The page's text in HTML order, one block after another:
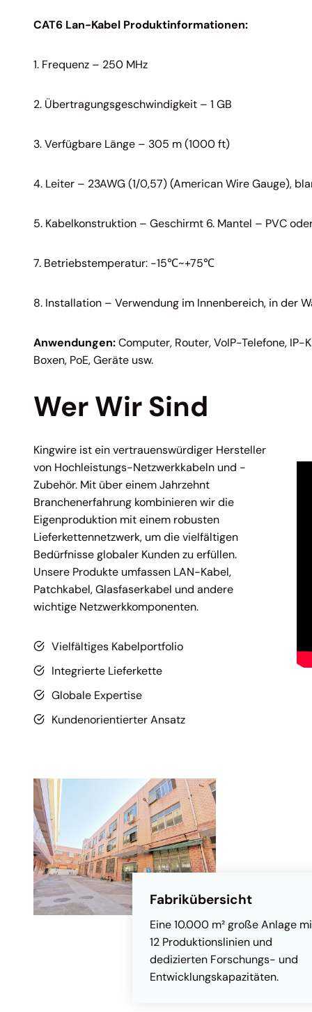
CAT6 Lan-Kabel Produktinformationen:
1. Frequenz – 250 MHz
2. Übertragungsgeschwindigkeit – 1 GB
3. Verfügbare Länge – 305 m (1000 ft)
4. Leiter – 23AWG (1/0,57) (American Wire Gauge),
5. Kabelkonstruktion – Geschirmt 6. Mantel – PVC
7. Betriebstemperatur: -15℃~+75℃
8. Installation – Verwendung im Innenbereich, in der
Anwendungen:Computer, Router, VoIP-Telefone,
Boxen, PoE, Geräte usw.
Wer Wir Sind
Kingwire ist ein vertrauenswürdiger Hersteller
von Hochleistungs-Netzwerkkabeln und -
Zubehör. Mit über einem Jahrzehnt
Branchenerfahrung kombinieren wir die
Eigenproduktion mit einem robusten
Lieferkettennetzwerk, um die vielfältigen
Bedürfnisse globaler Kunden zu erfüllen.
Unsere Produkte umfassen LAN-Kabel,
Patchkabel, Glasfaserkabel und andere
wichtige Netzwerkkomponenten.
Vielfältiges Kabelportfolio
Integrierte Lieferkette
Globale Expertise
Kundenorientierter Ansatz
Fabrikübersicht
Eine 10.000 m² große Anlage
12 Produktionslinien und
dedizierten Forschungs- und
Entwicklungskapazitäten.